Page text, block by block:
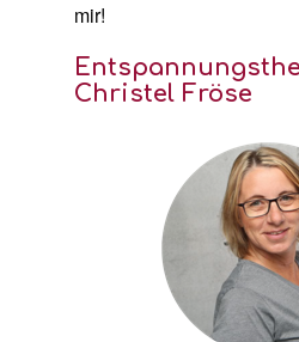
mir!
Christel Fröse